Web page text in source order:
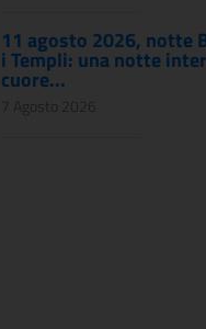
11 agosto 2026, notte
i Templi: una notte
cuore...
7 Agosto 2026